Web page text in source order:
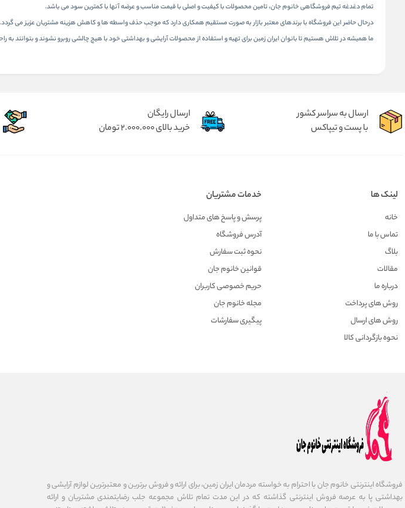
تمام دغدغه تیم فروشگاهی خانوم جان، تامین محصولات با کیفیت و اصلی با قیمت مناسب و عرضه آنها با کمترین سود می باشد.
درحال حاضر این فروشگاه با برندهای معتبر بازار به صورت مستقیم همکاری دارد که موجب حذف واسطه ها و کاهش هزینه مشتریان عزیز می گردد.
ما همیشه در تلاش هستیم تا بانوان ایران زمین برای تهیه و استفاده از محصولات آرایشی و بهداشتی خود با هیچ چالشی روبرو نشوند و بتوانند
ارسال به سراسر کشور
با پست و تیپاکس
ارسال رایگان
خرید بالای 2.000.000 تومان
لینک ها
خانه
تماس با ما
بلاگ
مقالات
درباره ما
روش های پرداخت
روش های ارسال
نحوه بازگردانی کالا
خدمات مشتریان
پرسش و پاسخ های متداول
آدرس فروشگاه
نحوه ثبت سفارش
قوانین خانوم جان
حریم خصوصی کاربران
مجله خانوم جان
پیگیری سفارشات
فروشگاه اینترنتی خانوم جان با احترام به خواسته مردمان ایران زمین، برای ارائه و فروش برترین و معتبرترین لوازم آرایشی و
بهداشتی پا به عرصه فروش اینترنتی گذاشته که در این مدت تمام تلاش مجموعه جلب رضایتمندی مشتریان و ارائه